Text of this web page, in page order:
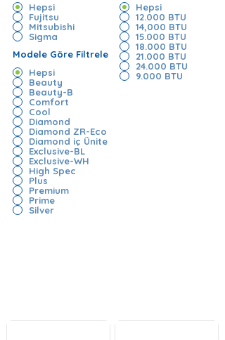
Hepsi
Fujitsu
Mitsubishi
Sigma
Modele Göre Filtrele
Hepsi
Beauty
Beauty-B
Comfort
Cool
Diamond
Diamond ZR-Eco
Diamond iç Ünite
Exclusive-BL
Exclusive-WH
High Spec
Plus
Premium
Prime
Silver
Hepsi
12.000 BTU
14,000 BTU
15.000 BTU
18.000 BTU
21.000 BTU
24.000 BTU
9.000 BTU